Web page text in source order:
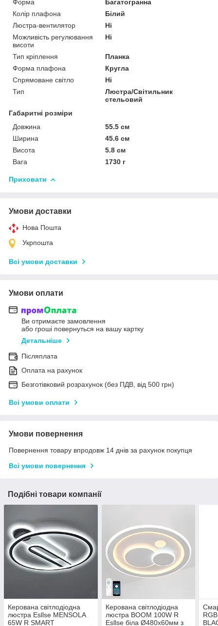
Форма
Багатогранна
Колір плафона
Білий
Люстра-вентилятор
Ні
Можливість регулювання
висоти
Ні
Тип кріплення
Планка
Форма плафона
Кругла
Спрямоване світло
Ні
Тип
Люстра/Світильник
стельовий
Габаритні розміри
Довжина
55.5 см
Ширина
45.6 см
Висота
5.8 см
Вага
1730 г
Приховати
Умови доставки
Нова Пошта
Укрпошта
Всі умови доставки
Умови оплати
Ви отримаєте замовлення
або гроші повернуться на вашу картку
Детальніше
Післяплата
Оплата на рахунок
Безготівковий розрахунок (без ПДВ, від 500 грн)
Всі умови оплати
Умови повернення
Повернення товару впродовж 14 днів за рахунок покупця
Всі умови повернення
Подібні товари компанії
Керована світлодіодна
люстра Esllse MENSOLA
65W R SMART
Керована світлодіодна
люстра BOOM 100W R
Esllse біла Ø480х60мм з